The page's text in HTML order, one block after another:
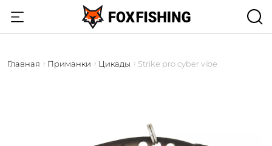
Главная Приманки Цикады Strike pro cyber vibe